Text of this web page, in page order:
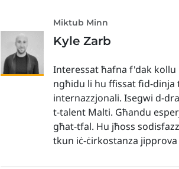
Miktub Minn
Kyle Zarb
Interessat ħafna f'dak kollu
ngħidu li hu ffissat fid-
internazzjonali. Isegwi d-
t-talent Malti. Għandu
għat-tfal. Hu jħoss
tkun iċ-ċirkostanza